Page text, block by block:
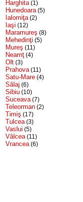
Harghita (1)
Hunedoara (5)
Ialomiţa (2)
Iaşi (12)
Maramureş (8)
Mehedinţi (5)
Mureş (11)
Neamţ (4)
Olt (3)
Prahova (11)
Satu-Mare (4)
Sălaj (6)
Sibiu (10)
Suceava (7)
Teleorman (2)
Timiş (17)
Tulcea (3)
Vaslui (5)
Vâlcea (11)
Vrancea (6)